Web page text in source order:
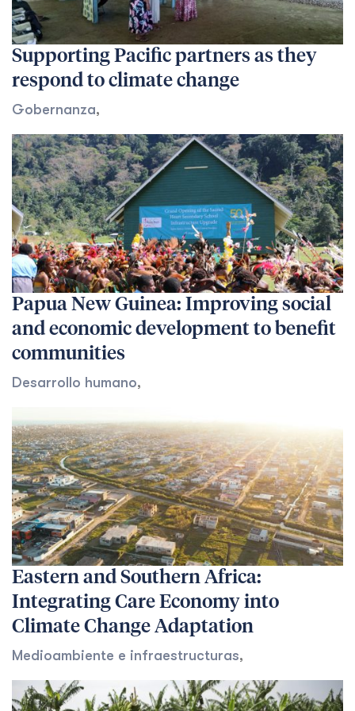
Supporting Pacific partners as they
respond to climate change
Gobernanza,
Papua New Guinea: Improving social
and economic development to benefit
communities
Desarrollo humano,
Eastern and Southern Africa:
Integrating Care Economy into
Climate Change Adaptation
Medioambiente e infraestructuras,